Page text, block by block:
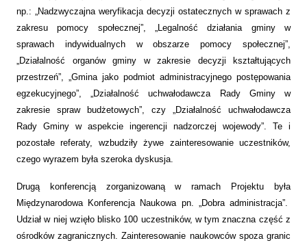
np.: „Nadzwyczajna weryfikacja decyzji ostatecznych w sprawach z
zakresu pomocy społecznej”, „Legalność działania gminy w
sprawach indywidualnych w obszarze pomocy społecznej”,
„Działalność organów gminy w zakresie decyzji kształtujących
przestrzeń”, „Gmina jako podmiot administracyjnego postępowania
egzekucyjnego”, „Działalność uchwałodawcza Rady Gminy w
zakresie spraw budżetowych”, czy „Działalność uchwałodawcza
Rady Gminy w aspekcie ingerencji nadzorczej wojewody”. Te i
pozostałe referaty, wzbudziły żywe zainteresowanie uczestników,
czego wyrazem była szeroka dyskusja.
Drugą konferencją zorganizowaną w ramach Projektu była
Międzynarodowa Konferencja Naukowa pn. „Dobra administracja”.
Udział w niej wzięło blisko 100 uczestników, w tym znaczna część z
ośrodków zagranicznych. Zainteresowanie naukowców spoza granic